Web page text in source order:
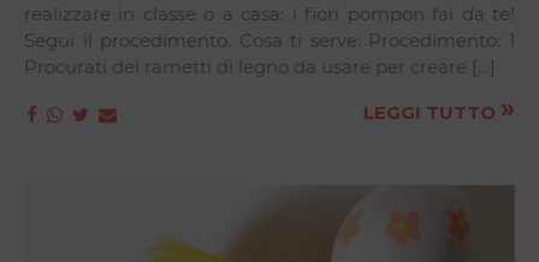
realizzare in classe o a casa: i fiori pompon fai da te!
Segui il procedimento. Cosa ti serve: Procedimento: 1
Procurati dei rametti di legno da usare per creare […]
LEGGI TUTTO »